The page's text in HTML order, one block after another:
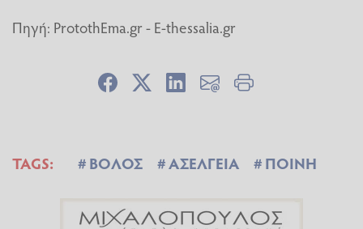
Πηγή: ProtothEma.gr - E-thessalia.gr
TAGS: ΒΟΛΟΣ ΑΣΕΛΓΕΙΑ ΠΟΙΝΗ